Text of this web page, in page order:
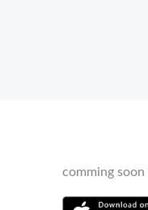
comming soon